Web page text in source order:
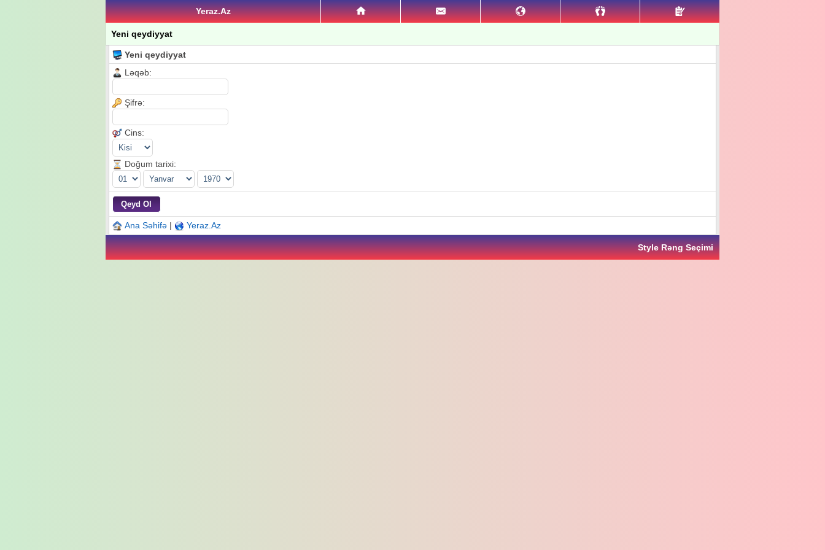
Yeraz.Az
Yeni qeydiyyat
Yeni qeydiyyat
Ləqəb:
Şifrə:
Cins:
Doğum tarixi:
Ana Səhifə | Yeraz.Az
Style Rəng Seçimi